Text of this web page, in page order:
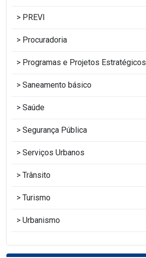
PREVI
Procuradoria
Programas e Projetos Estratégicos
Saneamento básico
Saúde
Segurança Pública
Serviços Urbanos
Trânsito
Turismo
Urbanismo